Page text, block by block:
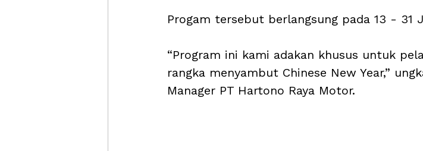
Progam tersebut berlangsung pada 13 - 31
“Program ini kami adakan khusus untuk
rangka menyambut Chinese New Year,”
Manager PT Hartono Raya Motor.